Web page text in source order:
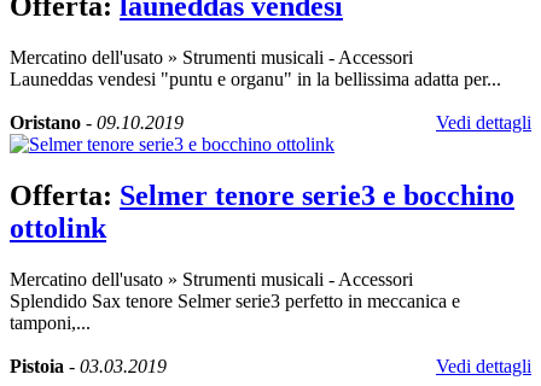
Offerta: launeddas vendesi
Mercatino dell'usato » Strumenti musicali - Accessori
Launeddas vendesi "puntu e organu" in la bellissima adatta per...
Oristano - 09.10.2019 Vedi dettagli
Offerta: Selmer tenore serie3 e bocchino
ottolink
Mercatino dell'usato » Strumenti musicali - Accessori
Splendido Sax tenore Selmer serie3 perfetto in meccanica e
tamponi,...
Pistoia - 03.03.2019 Vedi dettagli